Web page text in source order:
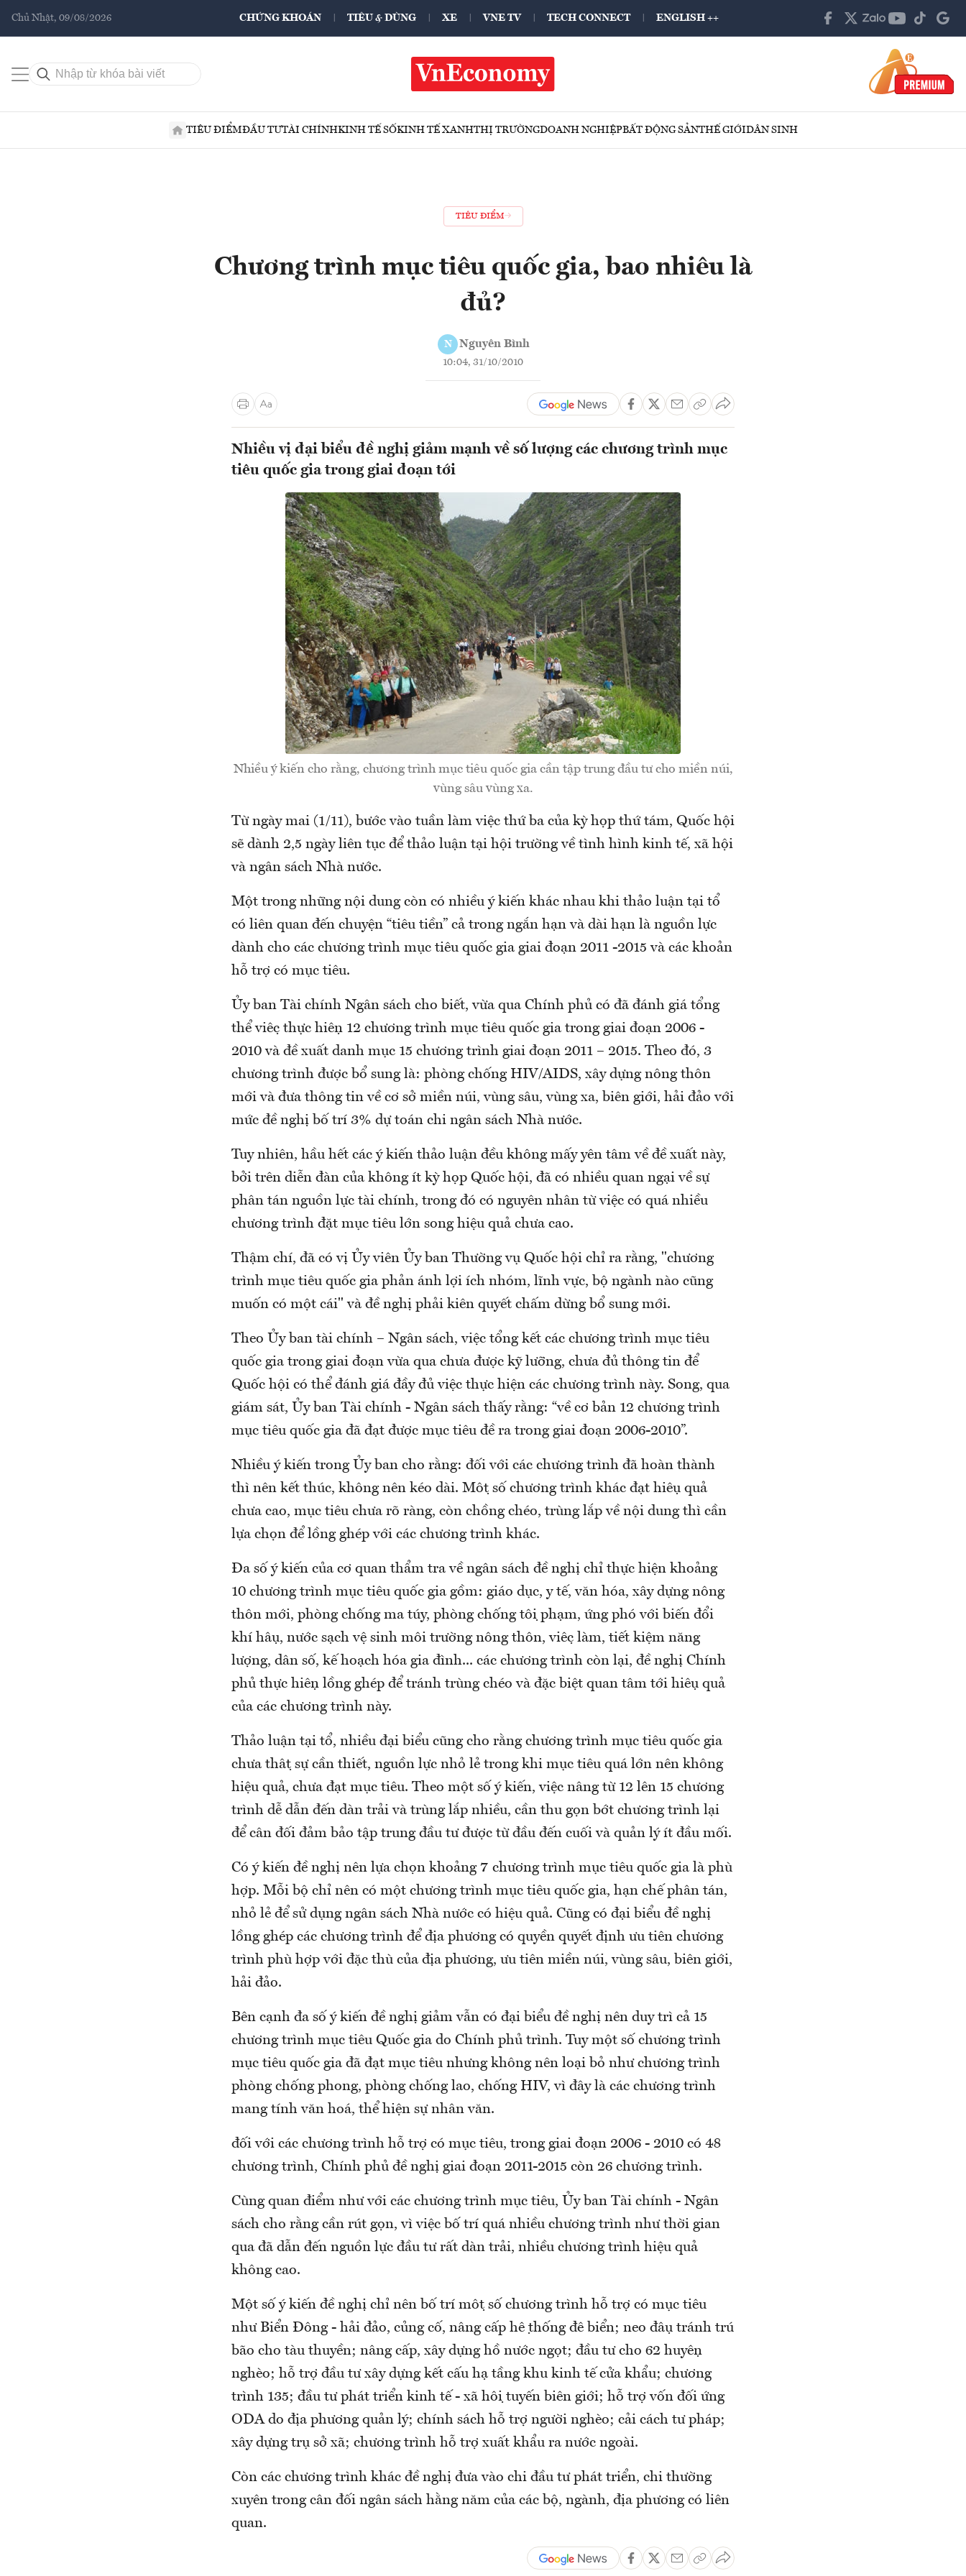
Chủ Nhật, 09/08/2026 CHỨNG KHOÁN TIÊU & DÙNG XE VNE TV TECH CONNECT ENGLISH ++
TIÊU ĐIỂMĐẦU TƯTÀI CHÍNHKINH TẾ SỐKINH TẾ XANHTHỊ TRƯỜNGDOANH NGHIỆPBẤT ĐỘNG SẢNTHẾ GIỚIDÂN SINH
TIÊU ĐIỂM
Chương trình mục tiêu quốc gia, bao nhiêu là
đủ?
N Nguyên Bình
10:04, 31/10/2010
Nhiều vị đại biểu đề nghị giảm mạnh về số lượng các chương trình mục
tiêu quốc gia trong giai đoạn tới
Nhiều ý kiến cho rằng, chương trình mục tiêu quốc gia cần tập trung đầu tư cho miền núi,
vùng sâu vùng xa.
Từ ngày mai (1/11), bước vào tuần làm việc thứ ba của kỳ họp thứ tám, Quốc hội
sẽ dành 2,5 ngày liên tục để thảo luận tại hội trường về tình hình kinh tế, xã hội
và ngân sách Nhà nước.
Một trong những nội dung còn có nhiều ý kiến khác nhau khi thảo luận tại tổ
có liên quan đến chuyện “tiêu tiền” cả trong ngắn hạn và dài hạn là nguồn lực
dành cho các chương trình mục tiêu quốc gia giai đoạn 2011 -2015 và các khoản
hỗ trợ có mục tiêu.
Ủy ban Tài chính Ngân sách cho biết, vừa qua Chính phủ có đã đánh giá tổng
thể việc thực hiện 12 chương trình mục tiêu quốc gia trong giai đoạn 2006 -
2010 và đề xuất danh mục 15 chương trình giai đoạn 2011 – 2015. Theo đó, 3
chương trình được bổ sung là: phòng chống HIV/AIDS, xây dựng nông thôn
mới và đưa thông tin về cơ sở miền núi, vùng sâu, vùng xa, biên giới, hải đảo với
mức đề nghị bố trí 3% dự toán chi ngân sách Nhà nước.
Tuy nhiên, hầu hết các ý kiến thảo luận đều không mấy yên tâm về đề xuất này,
bởi trên diễn đàn của không ít kỳ họp Quốc hội, đã có nhiều quan ngại về sự
phân tán nguồn lực tài chính, trong đó có nguyên nhân từ việc có quá nhiều
chương trình đặt mục tiêu lớn song hiệu quả chưa cao.
Thậm chí, đã có vị Ủy viên Ủy ban Thường vụ Quốc hội chỉ ra rằng, "chương
trình mục tiêu quốc gia phản ánh lợi ích nhóm, lĩnh vực, bộ ngành nào cũng
muốn có một cái" và đề nghị phải kiên quyết chấm dừng bổ sung mới.
Theo Ủy ban tài chính – Ngân sách, việc tổng kết các chương trình mục tiêu
quốc gia trong giai đoạn vừa qua chưa được kỹ lưỡng, chưa đủ thông tin để
Quốc hội có thể đánh giá đầy đủ việc thực hiện các chương trình này. Song, qua
giám sát, Ủy ban Tài chính - Ngân sách thấy rằng: “về cơ bản 12 chương trình
mục tiêu quốc gia đã đạt được mục tiêu đề ra trong giai đoạn 2006-2010”.
Nhiều ý kiến trong Ủy ban cho rằng: đối với các chương trình đã hoàn thành
thì nên kết thúc, không nên kéo dài. Một số chương trình khác đạt hiệu quả
chưa cao, mục tiêu chưa rõ ràng, còn chồng chéo, trùng lắp về nội dung thì cần
lựa chọn để lồng ghép với các chương trình khác.
Đa số ý kiến của cơ quan thẩm tra về ngân sách đề nghị chỉ thực hiện khoảng
10 chương trình mục tiêu quốc gia gồm: giáo dục, y tế, văn hóa, xây dựng nông
thôn mới, phòng chống ma túy, phòng chống tội phạm, ứng phó với biến đổi
khí hậu, nước sạch vệ sinh môi trường nông thôn, việc làm, tiết kiệm năng
lượng, dân số, kế hoạch hóa gia đình... các chương trình còn lại, đề nghị Chính
phủ thực hiện lồng ghép để tránh trùng chéo và đặc biệt quan tâm tới hiệu quả
của các chương trình này.
Thảo luận tại tổ, nhiều đại biểu cũng cho rằng chương trình mục tiêu quốc gia
chưa thật sự cần thiết, nguồn lực nhỏ lẻ trong khi mục tiêu quá lớn nên không
hiệu quả, chưa đạt mục tiêu. Theo một số ý kiến, việc nâng từ 12 lên 15 chương
trình dễ dẫn đến dàn trải và trùng lắp nhiều, cần thu gọn bớt chương trình lại
để cân đối đảm bảo tập trung đầu tư được từ đầu đến cuối và quản lý ít đầu mối.
Có ý kiến đề nghị nên lựa chọn khoảng 7 chương trình mục tiêu quốc gia là phù
hợp. Mỗi bộ chỉ nên có một chương trình mục tiêu quốc gia, hạn chế phân tán,
nhỏ lẻ để sử dụng ngân sách Nhà nước có hiệu quả. Cũng có đại biểu đề nghị
lồng ghép các chương trình để địa phương có quyền quyết định ưu tiên chương
trình phù hợp với đặc thù của địa phương, ưu tiên miền núi, vùng sâu, biên giới,
hải đảo.
Bên cạnh đa số ý kiến đề nghị giảm vẫn có đại biểu đề nghị nên duy trì cả 15
chương trình mục tiêu Quốc gia do Chính phủ trình. Tuy một số chương trình
mục tiêu quốc gia đã đạt mục tiêu nhưng không nên loại bỏ như chương trình
phòng chống phong, phòng chống lao, chống HIV, vì đây là các chương trình
mang tính văn hoá, thể hiện sự nhân văn.
đối với các chương trình hỗ trợ có mục tiêu, trong giai đoạn 2006 - 2010 có 48
chương trình, Chính phủ đề nghị giai đoạn 2011-2015 còn 26 chương trình.
Cùng quan điểm như với các chương trình mục tiêu, Ủy ban Tài chính - Ngân
sách cho rằng cần rút gọn, vì việc bố trí quá nhiều chương trình như thời gian
qua đã dẫn đến nguồn lực đầu tư rất dàn trải, nhiều chương trình hiệu quả
không cao.
Một số ý kiến đề nghị chỉ nên bố trí một số chương trình hỗ trợ có mục tiêu
như Biển Đông - hải đảo, củng cố, nâng cấp hệ thống đê biển; neo đậu tránh trú
bão cho tàu thuyền; nâng cấp, xây dựng hồ nước ngọt; đầu tư cho 62 huyện
nghèo; hỗ trợ đầu tư xây dựng kết cấu hạ tầng khu kinh tế cửa khẩu; chương
trình 135; đầu tư phát triển kinh tế - xã hội tuyến biên giới; hỗ trợ vốn đối ứng
ODA do địa phương quản lý; chính sách hỗ trợ người nghèo; cải cách tư pháp;
xây dựng trụ sở xã; chương trình hỗ trợ xuất khẩu ra nước ngoài.
Còn các chương trình khác đề nghị đưa vào chi đầu tư phát triển, chi thường
xuyên trong cân đối ngân sách hằng năm của các bộ, ngành, địa phương có liên
quan.